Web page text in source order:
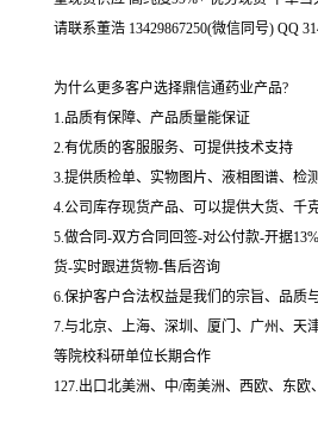
请联系董浩 13429867250(微信同号) QQ
为什么更多客户选择鼎信通药业产品?
1.品质有保障、产品质量能保证
2.有优质的客服服务、可提供技术支持
3.提供质检单、实物图片、液相图谱、检
4.公司库存现货产品、可以提供大货、千
5.做合同-双方合同回签-对公付款-开据
货-实时跟进货物-售后咨询
6.保护客户合法权益是我们的宗旨、品质
7.与北京、上海、深圳、厦门、广州、天
等院校科研单位长期合作
127.出口北美洲、中/南美洲、西欧、东欧